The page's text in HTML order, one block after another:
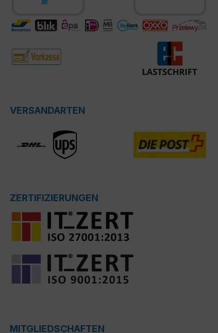
VERSANDARTEN
ZERTIFIZIERUNGEN
MITGLIEDSCHAFTEN